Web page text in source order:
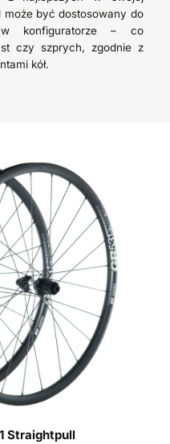
może być dostosowany do
w konfiguratorze – co
czy szprych, zgodnie z
kół.
Straightpull